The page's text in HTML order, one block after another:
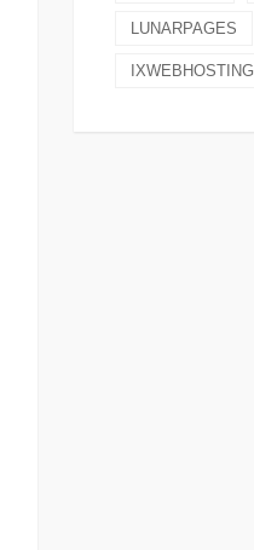
LUNARPAGES
IXWEBHOSTING